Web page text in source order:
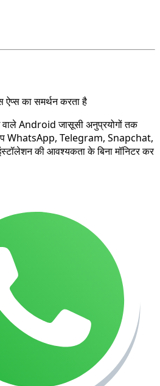
का समर्थन करता है
Android जासूसी अनुप्रयोगों तक
WhatsApp, Telegram, Snapchat,
की आवश्यकता के बिना मॉनिटर कर